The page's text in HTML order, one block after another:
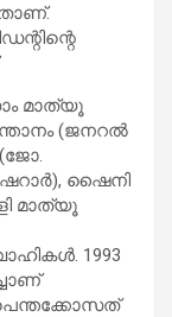
മാത്യൂ
(ജനറല്‍
ഷൈനി
മാത്യൂ
1993